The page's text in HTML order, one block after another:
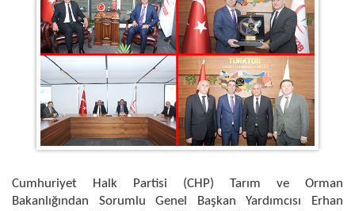
Cumhuriyet Halk Partisi (CHP) Tarım ve Orman
Bakanlığından Sorumlu Genel Başkan Yardımcısı Erhan